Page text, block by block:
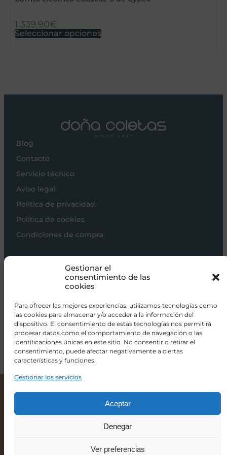
Gestionar el
consentimiento de las
cookies
Para ofrecer las mejores experiencias, utilizamos tecnologías como
las cookies para almacenar y/o acceder a la información del
dispositivo. El consentimiento de estas tecnologías nos permitirá
procesar datos como el comportamiento de navegación o las
identificaciones únicas en este sitio. No consentir o retirar el
consentimiento, puede afectar negativamente a ciertas
características y funciones.
Gestionar los servicios
Aceptar
Denegar
Ver preferencias
Silla de paseo ANEX Air X Yellow
1.339,90€
Seleccionar opciones
Blog
Contacto
Servicio técnico
Aviso legal
Política de privacidad
Política de cookies
Condiciones de compra
Carros de bebé
Sillas de paseo
Alimentación
Hogar
Viajar
info@donacoletas.com
+34 91 626 62 75
Accesorios para bebés en Las Rozas